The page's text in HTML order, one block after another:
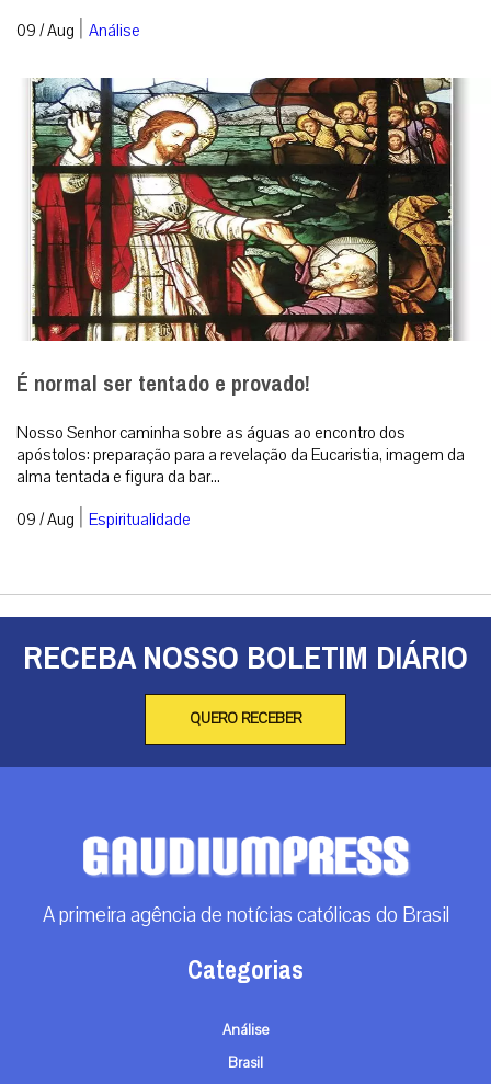
09 / Aug | Análise
É normal ser tentado e provado!
Nosso Senhor caminha sobre as águas ao encontro dos
apóstolos: preparação para a revelação da Eucaristia, imagem da
alma tentada e figura da bar...
09 / Aug | Espiritualidade
RECEBA NOSSO BOLETIM DIÁRIO
QUERO RECEBER
A primeira agência de notícias católicas do Brasil
Categorias
Análise
Brasil